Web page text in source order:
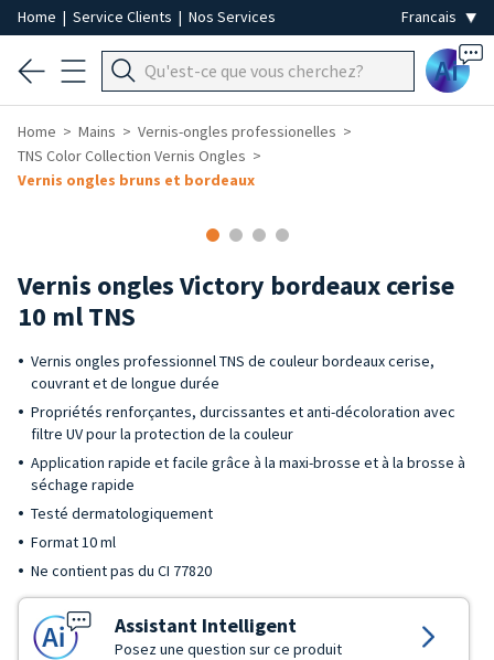
Home | Service Clients | Nos Services
Ai
Home Mains
Vernis-ongles professionelles
TNS Color Collection Vernis Ongles
Vernis ongles bruns et bordeaux
Vernis ongles Victory bordeaux cerise
10 ml TNS
Vernis ongles professionnel TNS de couleur bordeaux cerise,
couvrant et de longue durée
Propriétés renforçantes, durcissantes et anti-décoloration avec
filtre UV pour la protection de la couleur
Application rapide et facile grâce à la maxi-brosse et à la brosse à
séchage rapide
Testé dermatologiquement
Format 10 ml
Ne contient pas du CI 77820
Assistant Intelligent
Posez une question sur ce produit